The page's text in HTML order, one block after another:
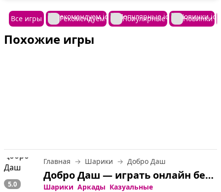
Все игры Рекомендуем Популярные Новинки
Похожие игры
5.0
Главная Шарики Добро Даш
Добро Даш — играть онлайн бесплатно
Шарики Аркады Казуальные